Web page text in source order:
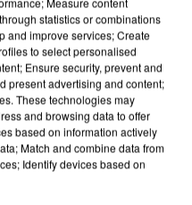
statistics or combinations
and improve services; Create
to select personalised
Ensure security, prevent and
present advertising and content;
These technologies may
and browsing data to offer
based on information actively
Match and combine data from
Identify devices based on